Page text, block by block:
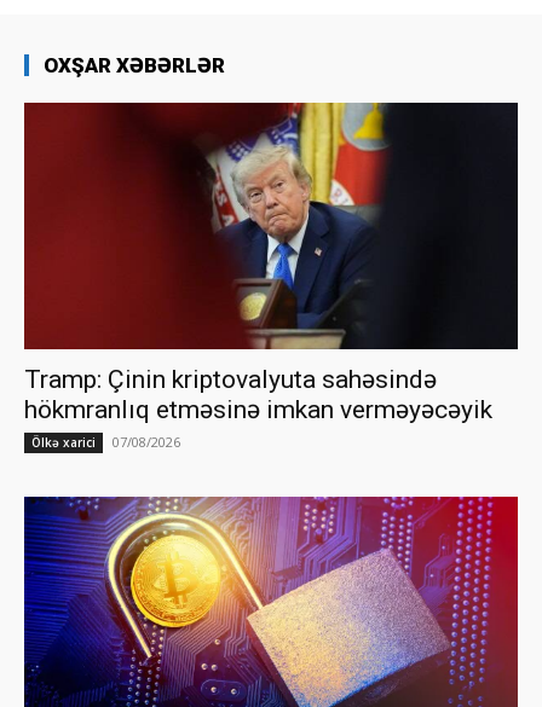
OXŞAR XƏBƏRLƏR
Tramp: Çinin kriptovalyuta sahəsində
hökmranlıq etməsinə imkan verməyəcəyik
Ölkə xarici 07/08/2026